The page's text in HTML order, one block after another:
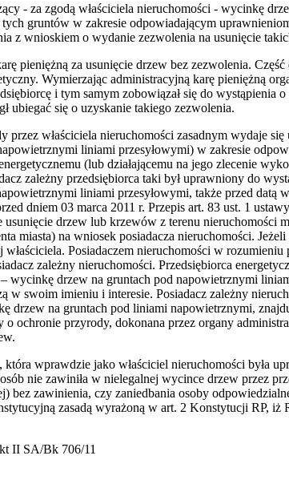
- za zgodą właściciela nieruchomości - wycinkę
gruntów w zakresie odpowiadającym
z wnioskiem o wydanie zezwolenia na usunięcie
pieniężną za usunięcie drzew bez zezwolenia. Część
Wymierzając administracyjną karę pieniężną
i tym samym zobowiązał się do wystąpienia
ubiegać się o uzyskanie takiego zezwolenia.
właściciela nieruchomości zasadnym wydaje się
liniami przesyłowymi) w zakresie
(lub działającemu na jego zlecenie
zależny przedsiębiorca taki był uprawniony do
liniami przesyłowymi, także przed datą
dniem 03 marca 2011 r. Przepis art. 83 ust. 1
drzew lub krzewów z terenu nieruchomości
miasta) na wniosek posiadacza nieruchomości. Jeżeli
Posiadaczem nieruchomości w rozumieniu
zależny nieruchomości. Przedsiębiorca
wycinkę drzew na gruntach pod napowietrznymi
w swoim imieniu i interesie. Posiadacz zależny
drzew na gruntach pod liniami napowietrznymi,
o ochronie przyrody, dokonana przez organy
wprawdzie jako właściciel nieruchomości była
nie zawiniła w nielegalnej wycince drzew przez
bez zawinienia, czy zaniedbania osoby
zasadą wyrażoną w art. 2 Konstytucji RP, iż
II SA/Bk 706/11